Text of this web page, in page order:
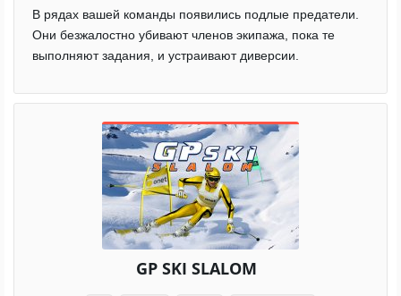
В рядах вашей команды появились подлые предатели.
Они безжалостно убивают членов экипажа, пока те
выполняют задания, и устраивают диверсии.
GP SKI SLALOM